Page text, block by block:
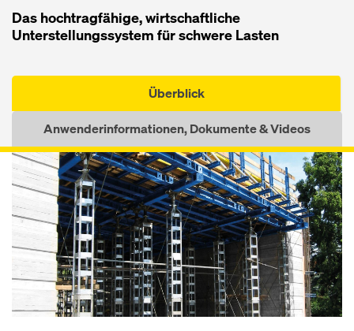
Das hochtragfähige, wirtschaftliche
Unterstellungssystem für schwere Lasten
Überblick
Anwenderinformationen, Dokumente & Videos